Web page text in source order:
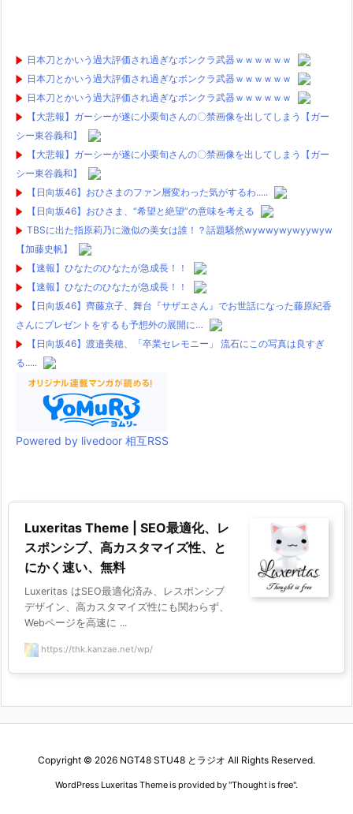
日本刀とかいう過大評価され過ぎなボンクラ武器ｗｗｗｗｗｗ
日本刀とかいう過大評価され過ぎなボンクラ武器ｗｗｗｗｗｗ
日本刀とかいう過大評価され過ぎなボンクラ武器ｗｗｗｗｗｗ
【大悲報】ガーシーが遂に小栗旬さんの〇禁画像を出してしまう【ガー
シー東谷義和】
【大悲報】ガーシーが遂に小栗旬さんの〇禁画像を出してしまう【ガー
シー東谷義和】
【日向坂46】おひさまのファン層変わった気がするわ.....
【日向坂46】おひさま、“希望と絶望”の意味を考える
TBSに出た指原莉乃に激似の美女は誰！？話題騒然wywwywywyywyw
【加藤史帆】
【速報】ひなたのひなたが急成長！！
【速報】ひなたのひなたが急成長！！
【日向坂46】齊藤京子、舞台『サザエさん』でお世話になった藤原紀香
さんにプレゼントをするも予想外の展開に…
【日向坂46】渡邉美穂、「卒業セレモニー」 流石にこの写真は良すぎ
る.....
Powered by livedoor 相互RSS
Luxeritas Theme | SEO最適化、レ
スポンシブ、高カスタマイズ性、と
にかく速い、無料
Luxeritas はSEO最適化済み、レスポンシブ
デザイン、高カスタマイズ性にも関わらず、
Webページを高速に ...
https://thk.kanzae.net/wp/
Copyright © 2026 NGT48 STU48 とラジオ All Rights Reserved.
WordPress Luxeritas Theme is provided by "Thought is free".